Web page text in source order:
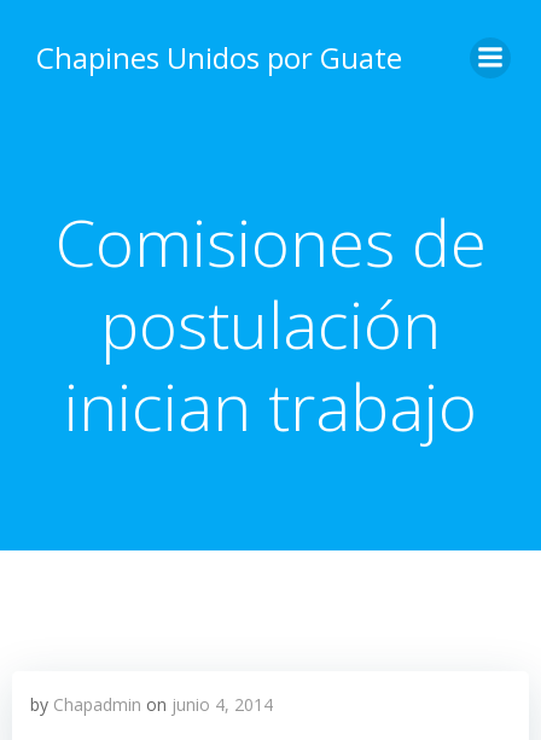
content
Chapines Unidos por Guate
Comisiones de
postulación
inician trabajo
by Chapadmin on junio 4, 2014